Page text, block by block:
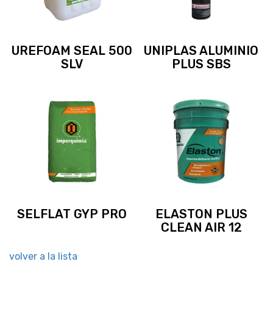
UREFOAM SEAL 500
SLV
UNIPLAS ALUMINIO
PLUS SBS
SELFLAT GYP PRO
ELASTON PLUS
CLEAN AIR 12
volver a la lista